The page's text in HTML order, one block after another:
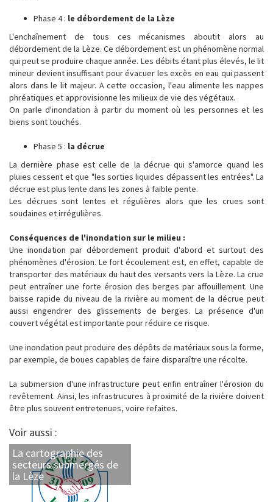
Phase 4 : le débordement de la Lèze
L'enchaînement de tous ces mécanismes aboutit alors au
débordement de la Lèze. Ce débordement est un phénomène normal
qui peut se produire chaque année. Les débits étant plus élevés, le lit
mineur devient insuffisant pour évacuer les excès en eau qui passent
alors dans le lit majeur. A cette occasion, l'eau alimente les nappes
phréatiques et approvisionne les milieux de vie des végétaux.
On parle d'inondation à partir du moment où les personnes et les
biens sont touchés.
Phase 5 : la décrue
La dernière phase est celle de la décrue qui s'amorce quand les
pluies cessent et que "les sorties liquides dépassent les entrées". La
décrue est plus lente dans les zones à faible pente.
Les décrues sont lentes et régulières alors que les crues sont
soudaines et irrégulières.
Conséquences de l'inondation sur le milieu :
Une inondation par débordement produit d'abord et surtout des
phénomènes d'érosion. Le fort écoulement est, en effet, capable de
transporter des matériaux du haut des versants vers la Lèze. La crue
peut entraîner une forte érosion des berges par affouillement. Une
baisse rapide du niveau de la rivière au moment de la décrue peut
aussi engendrer des glissements de berges. La présence d'un
couvert végétal est importante pour réduire ce risque.
Une inondation peut produire des dépôts de matériaux sous la forme,
par exemple, de boues capables de faire disparaître une récolte.
La submersion d'une infrastructure peut enfin entraîner l'érosion du
revêtement. Ainsi, les infrastrucures à proximité de la rivière doivent
être plus souvent entretenues, voire refaites.
Voir aussi :
La cartographie des
secteurs submergés de
la Lèze